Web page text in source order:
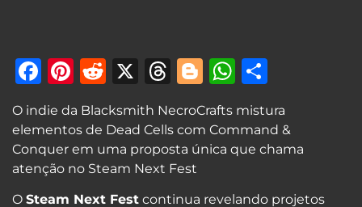
Facebook
Pinterest
Reddit
X Threads
Blogger
O indie da Blacksmith NecroCrafts mistura
elementos de Dead Cells com Command &
Conquer em uma proposta única que chama
atenção no Steam Next Fest
O Steam Next Fest continua revelando projetos